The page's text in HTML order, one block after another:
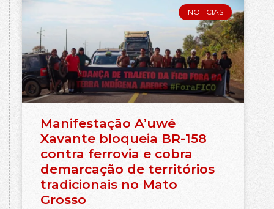
NOTÍCIAS
Manifestação A’uwé
Xavante bloqueia BR-158
contra ferrovia e cobra
demarcação de territórios
tradicionais no Mato
Grosso